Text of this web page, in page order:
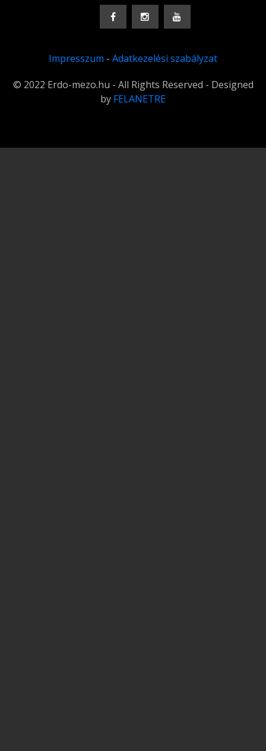
Impresszum - Adatkezelési szabályzat
© 2022 Erdo-mezo.hu - All Rights Reserved - Designed
by FELANETRE